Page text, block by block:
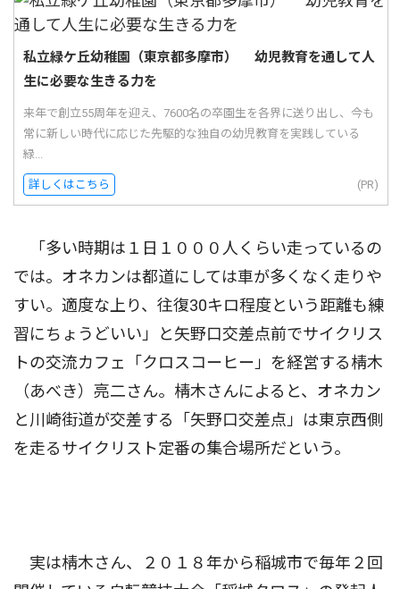
私立緑ケ丘幼稚園（東京都多摩市） 幼児教育を通して人
生に必要な生きる力を
来年で創立55周年を迎え、7600名の卒園生を各界に送り出し、今も
常に新しい時代に応じた先駆的な独自の幼児教育を実践している
緑...
詳しくはこちら (PR)
「多い時期は１日１０００人くらい走っているの
では。オネカンは都道にしては車が多くなく走りや
すい。適度な上り、往復30キロ程度という距離も練
習にちょうどいい」と矢野口交差点前でサイクリス
トの交流カフェ「クロスコーヒー」を経営する棈木
（あべき）亮二さん。棈木さんによると、オネカン
と川崎街道が交差する「矢野口交差点」は東京西側
を走るサイクリスト定番の集合場所だという。
実は棈木さん、２０１８年から稲城市で毎年２回